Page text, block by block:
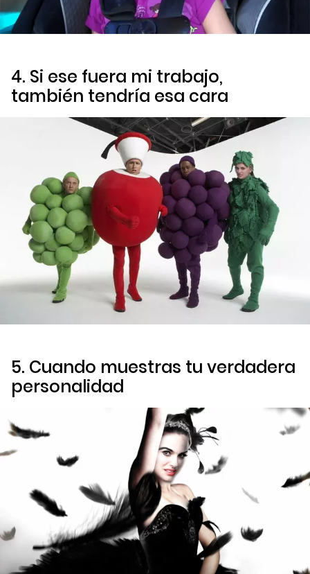
4. Si ese fuera mi trabajo,
también tendría esa cara
5. Cuando muestras tu verdadera
personalidad